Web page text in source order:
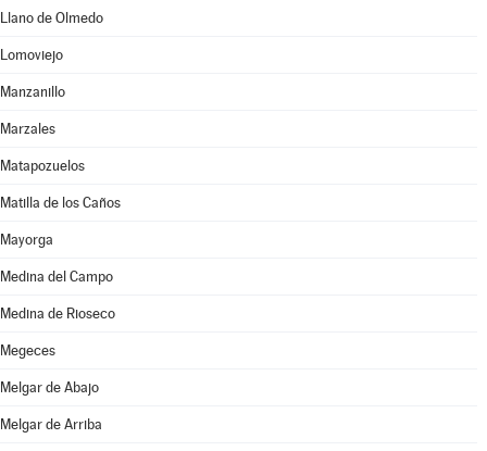
Llano de Olmedo
Lomoviejo
Manzanillo
Marzales
Matapozuelos
Matilla de los Caños
Mayorga
Medina del Campo
Medina de Rioseco
Megeces
Melgar de Abajo
Melgar de Arriba